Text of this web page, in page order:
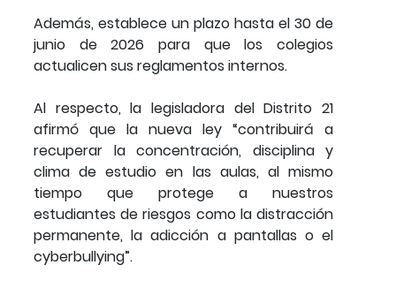
Además, establece un plazo hasta el 30 de
junio de 2026 para que los colegios
actualicen sus reglamentos internos.
Al respecto, la legisladora del Distrito 21
afirmó que la nueva ley “contribuirá a
recuperar la concentración, disciplina y
clima de estudio en las aulas, al mismo
tiempo que protege a nuestros
estudiantes de riesgos como la distracción
permanente, la adicción a pantallas o el
cyberbullying”.